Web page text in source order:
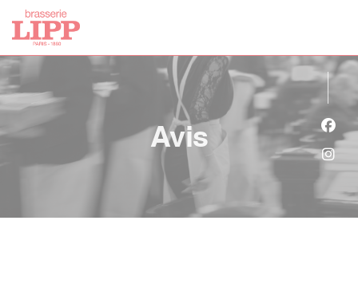
Personnalisation de vos choix en matière de cookies
Avis